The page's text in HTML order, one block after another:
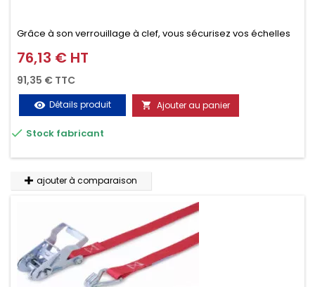
Grâce à son verrouillage à clef, vous sécurisez vos échelles
d'un seul geste aussi bien contre le vol que pendant le
transport. Référence vendue par paire.
Prix
76,13 € HT
91,35 € TTC
visibility Détails produit  Ajouter au panier
 Stock fabricant
ajouter à comparaison